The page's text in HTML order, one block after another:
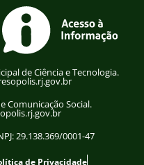
de Ciência e Tecnologia.
Comunicação Social.
29.138.369/0001-47
de Privacidade